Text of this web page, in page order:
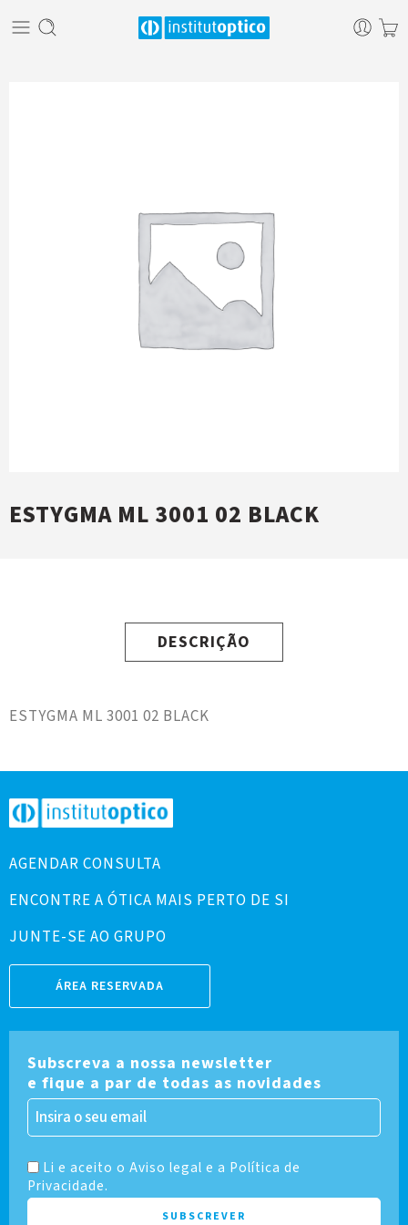
ESTYGMA ML 3001 02 BLACK
DESCRIÇÃO
ESTYGMA ML 3001 02 BLACK
AGENDAR CONSULTA
ENCONTRE A ÓTICA MAIS PERTO DE SI
JUNTE-SE AO GRUPO
ÁREA RESERVADA
Subscreva a nossa newsletter
e fique a par de todas as novidades
Li e aceito o Aviso legal e a Política de
Privacidade.